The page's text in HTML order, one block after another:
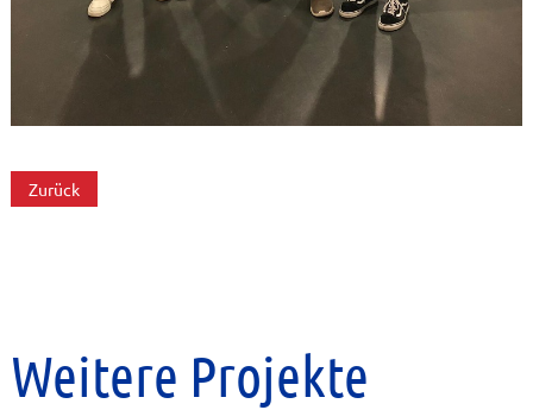
Zurück
Weitere Projekte